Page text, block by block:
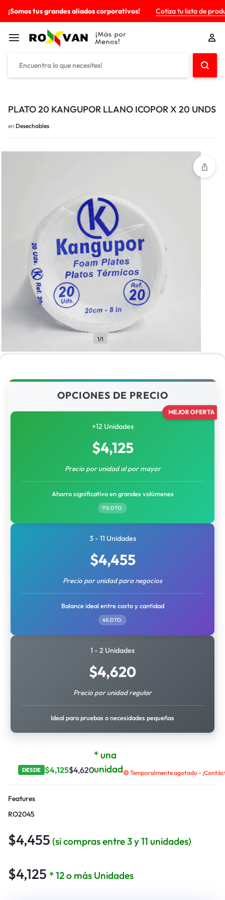
¡Somos tus grandes aliados corporativos! Cotiza tu lista de
PLATO 20 KANGUPOR LLANO ICOPOR X 20 UNDS
en Desechables
1/1
OPCIONES DE PRECIO
MEJOR OFERTA
+12 Unidades
$4,125
Precio por unidad al por mayor
Ahorro significativo en grandes volúmenes
11% DTO.
3 - 11 Unidades
$4,455
Precio por unidad para negocios
Balance ideal entre costo y cantidad
4% DTO.
1 - 2 Unidades
$4,620
Precio por unidad regular
Ideal para pruebas o necesidades pequeñas
DESDE $4,125$4,620
* una
unidad🔴 Temporalmente agotado -
Features
RO2045
$4,455 (si compras entre 3 y 11 unidades)
$4,125 * 12 o más Unidades